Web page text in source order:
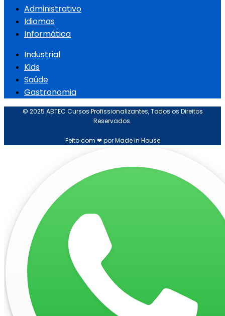
Administrativo
Idiomas
Informática
Industrial
Kids
Saúde
Gastronomia
© 2025 ABTEC Cursos Profissionalizantes, Todos os Direitos
Reservados.
Feito com ❤ por Made in House